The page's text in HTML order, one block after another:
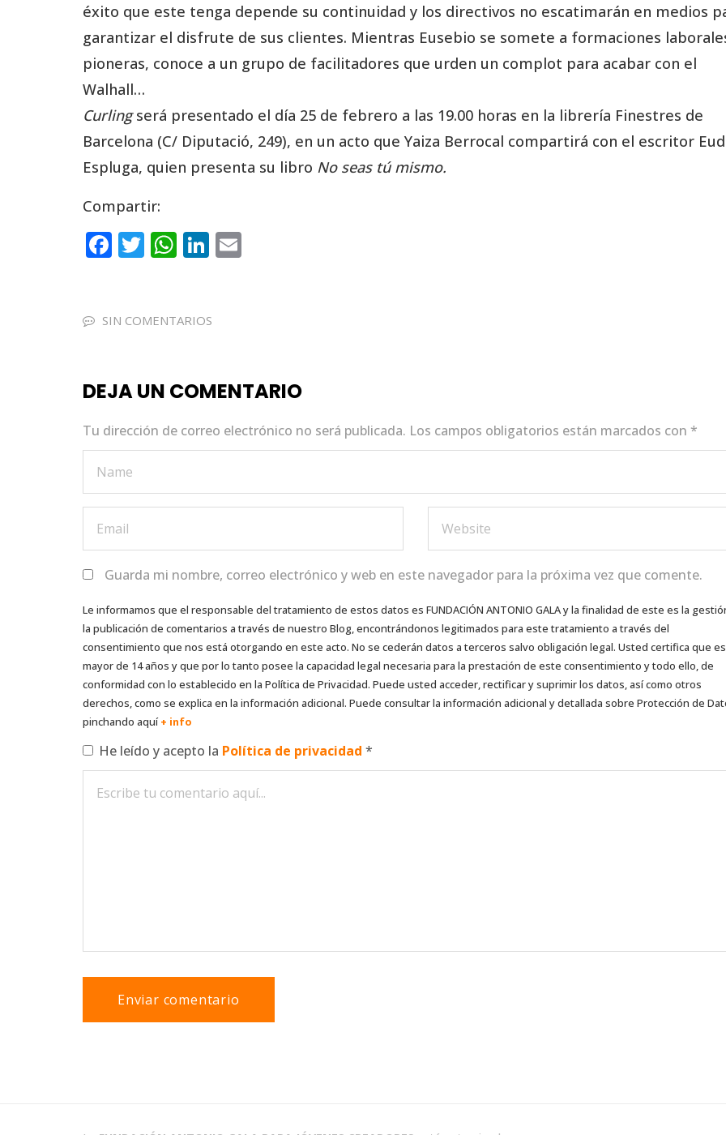
éxito que este tenga depende su continuidad y los directivos no escatimarán en medios
garantizar el disfrute de sus clientes. Mientras Eusebio se somete a formaciones
pioneras, conoce a un grupo de facilitadores que urden un complot para acabar con el
Walhall…
Curlingserá presentado el día 25 de febrero a las 19.00 horas en la librería Finestres de
Barcelona (C/ Diputació, 249), en un acto que Yaiza Berrocal compartirá con el escritor
Espluga, quien presenta su libro No seas tú mismo.
Compartir:
F
e
o
k
T
te
W
ts
p
Li
e
SIN COMENTARIOS
DEJA UN COMENTARIO
Tu dirección de correo electrónico no será publicada. Los campos obligatorios están marcados con *
Guarda mi nombre, correo electrónico y web en este navegador para la próxima vez que comente.
Le informamos que el responsable del tratamiento de estos datos es FUNDACIÓN ANTONIO GALA y la finalidad de este es la
la publicación de comentarios a través de nuestro Blog, encontrándonos legitimados para este tratamiento a través del
consentimiento que nos está otorgando en este acto. No se cederán datos a terceros salvo obligación legal. Usted certifica que es
mayor de 14 años y que por lo tanto posee la capacidad legal necesaria para la prestación de este consentimiento y todo ello, de
conformidad con lo establecido en la Política de Privacidad. Puede usted acceder, rectificar y suprimir los datos, así como otros
derechos, como se explica en la información adicional. Puede consultar la información adicional y detallada sobre Protección de
pinchando aquí+ info
He leído y acepto la Política de privacidad *